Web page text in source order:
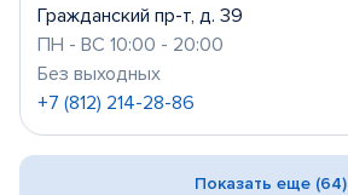
Гражданский пр-т, д. 39
ПН - ВС 10:00 - 20:00
Без выходных
+7 (812) 214-28-86
Показать еще (64)